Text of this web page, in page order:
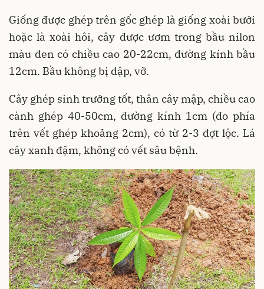
Giống được ghép trên gốc ghép là giống xoài bưởi
hoặc là xoài hôi, cây được ươm trong bầu nilon
màu đen có chiều cao 20-22cm, đường kính bầu
12cm. Bầu không bị dập, vỡ.
Cây ghép sinh trưởng tốt, thân cây mập, chiều cao
cành ghép 40-50cm, đường kính 1cm (đo phía
trên vết ghép khoảng 2cm), có từ 2-3 đợt lộc. Lá
cây xanh đậm, không có vết sâu bệnh.